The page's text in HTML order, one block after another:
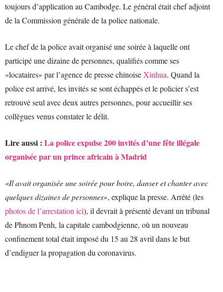
toujours d’application au Cambodge. Le général était chef adjoint
de la Commission générale de la police nationale.
Le chef de la police avait organisé une soirée à laquelle ont
participé une dizaine de personnes, qualifiés comme ses
«locataires» par l’agence de presse chinoiseXinhua. Quand la
police est arrivé, les invités se sont échappés et le policier s’est
retrouvé seul avec deux autres personnes, pour accueillir ses
collègues venus constater le délit.
Lire aussi : La police expulse 200 invités d’une fête illégale
organisée par un prince africain à Madrid
«Il avait organisée une soirée pour boire, danser et chanter avec
quelques dizaines de personnes», explique la presse. Arrêté (les
photos de l’arrestation ici), il devrait à présenté devant un tribunal
de Phnom Penh, la capitale cambodgienne, où un nouveau
confinement total était imposé du 15 au 28 avril dans le but
d’endiguer la propagation du coronavirus.